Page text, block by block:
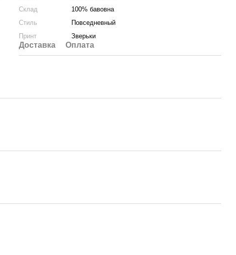
Склад
100% бавовна
Стиль
Повседневный
Принт
Зверьки
Доставка Оплата